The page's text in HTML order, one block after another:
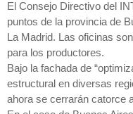
El Consejo Directivo del
puntos de la provincia de
La Madrid. Las oficinas
para los productores.
Bajo la fachada de
estructural en diversas
ahora se cerrarán catorce